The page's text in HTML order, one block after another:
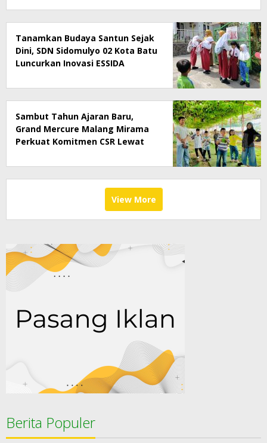
Tanamkan Budaya Santun Sejak
Dini, SDN Sidomulyo 02 Kota Batu
Luncurkan Inovasi ESSIDA
Sambut Tahun Ajaran Baru,
Grand Mercure Malang Mirama
Perkuat Komitmen CSR Lewat
View More
Berita Populer